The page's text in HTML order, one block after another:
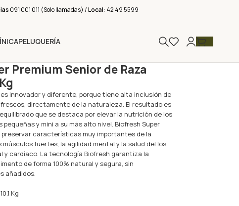
091 001 011 (Solo llamadas) /Local: 42 49 5599
PELUQUERÍA
Premium Senior de Raza
es innovador y diferente, porque tiene alta inclusión de
directamente de la naturaleza. El resultado es
que se destaca por elevar la nutrición de los
y mini a su más alto nivel. Biofresh Super
preservar características muy importantes de la
fuertes, la agilidad mental y la salud del los
y cardíaco. La tecnología Biofresh garantiza la
de forma 100% natural y segura, sin
añadidos.
Kg